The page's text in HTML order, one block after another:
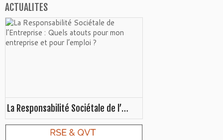
ACTUALITES
La Responsabilité Sociétale de l’Entreprise : Quels atouts pour mon entreprise et pour l’emploi ?